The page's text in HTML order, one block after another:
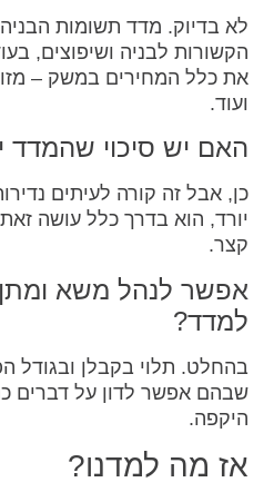
לא בדיוק. מדד תשומות
הקשורות לבניה ושיפוצים,
את כלל המחירים במשק –
ועוד.
האם יש סיכוי שהמדד
כן, אבל זה קורה לעיתים
יורד, הוא בדרך כלל עושה
קצר.
אפשר לנהל משא
למדד?
בהחלט. תלוי בקבלן ובגודל
שבהם אפשר לדון על דברים
היקפה.
אז מה למדנו?